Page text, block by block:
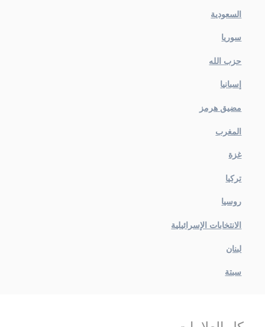
السعودية
سوريا
حزب الله
إسبانيا
مضيق هرمز
المغرب
غزة
تركيا
روسيا
الانتخابات الإسرائيلية
لبنان
سبتة